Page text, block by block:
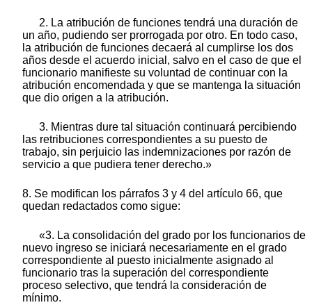
2. La atribución de funciones tendrá una duración de
un año, pudiendo ser prorrogada por otro. En todo caso,
la atribución de funciones decaerá al cumplirse los dos
años desde el acuerdo inicial, salvo en el caso de que el
funcionario manifieste su voluntad de continuar con la
atribución encomendada y que se mantenga la situación
que dio origen a la atribución.
3. Mientras dure tal situación continuará percibiendo
las retribuciones correspondientes a su puesto de
trabajo, sin perjuicio las indemnizaciones por razón de
servicio a que pudiera tener derecho.»
8. Se modifican los párrafos 3 y 4 del artículo 66, que
quedan redactados como sigue:
«3. La consolidación del grado por los funcionarios de
nuevo ingreso se iniciará necesariamente en el grado
correspondiente al puesto inicialmente asignado al
funcionario tras la superación del correspondiente
proceso selectivo, que tendrá la consideración de
mínimo.